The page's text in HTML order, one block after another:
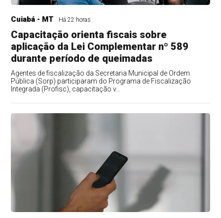
Cuiabá - MT Há 22 horas
Capacitação orienta fiscais sobre
aplicação da Lei Complementar nº 589
durante período de queimadas
Agentes de fiscalização da Secretaria Municipal de Ordem
Pública (Sorp) participaram do Programa de Fiscalização
Integrada (Profisc), capacitação v...